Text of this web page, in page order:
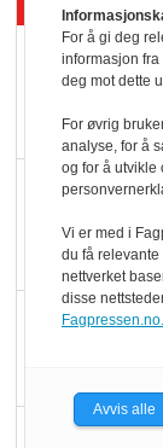
For å gi deg
informasjon fra
deg mot dette
For øvrig
analyse, for å
og for å utvikle
Vi er med i
du få
nettverket
disse
Fagpressen.no.
Avvis alle